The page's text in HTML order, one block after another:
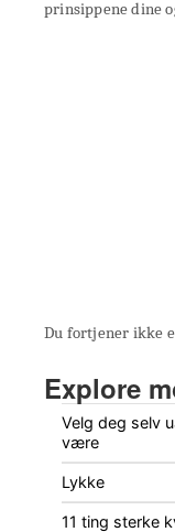
prinsippene dine
Du fortjener ikke
Explore
Velg deg selv
være
Lykke
11 ting sterke